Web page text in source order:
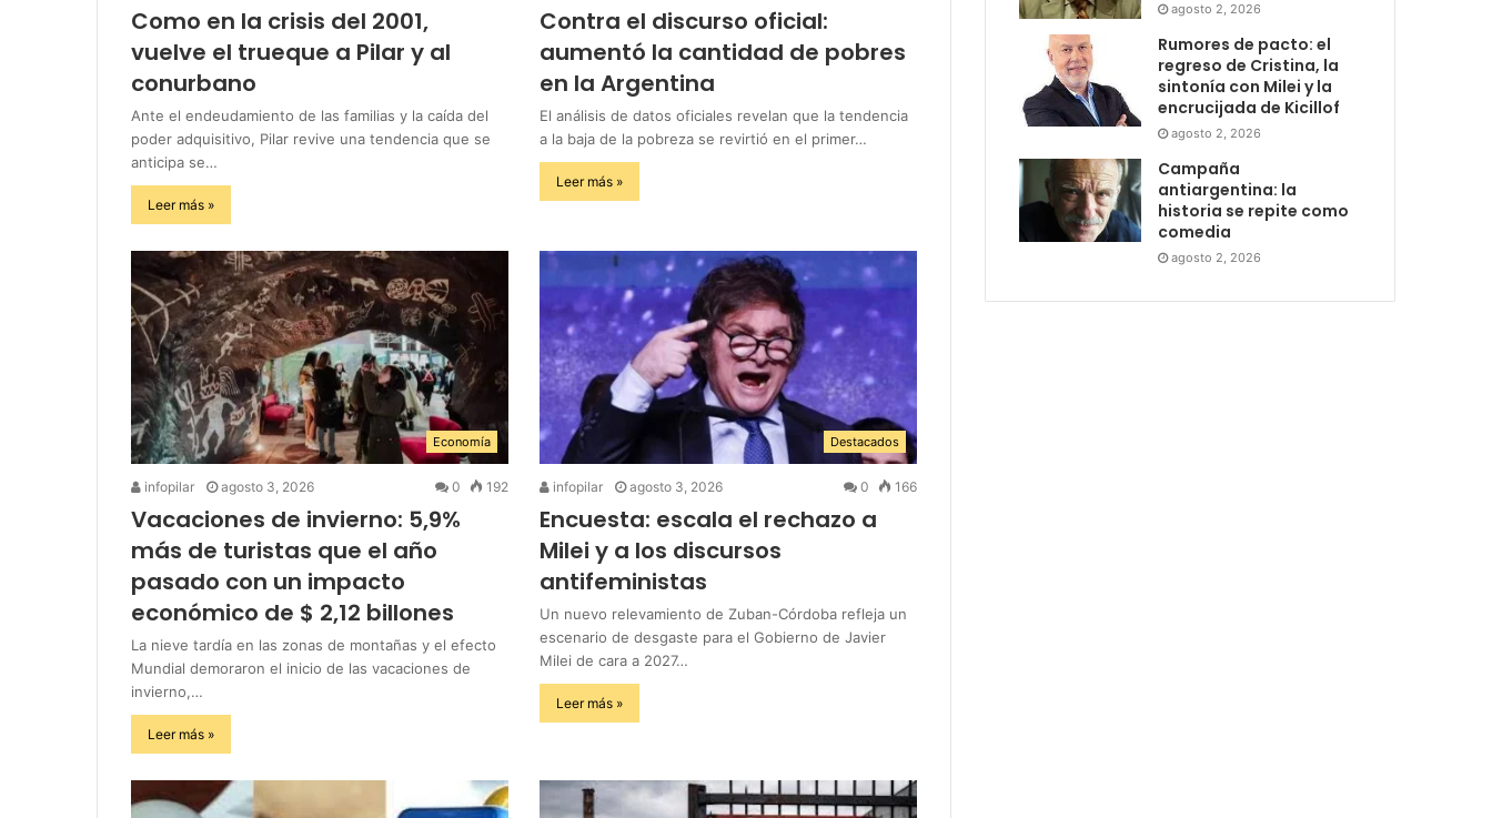
Como en la crisis del 2001,
vuelve el trueque a Pilar y al
conurbano
Ante el endeudamiento de las familias y la caída del
poder adquisitivo, Pilar revive una tendencia que se
anticipa se…
Leer más »
Contra el discurso oficial:
aumentó la cantidad de pobres
en la Argentina
El análisis de datos oficiales revelan que la tendencia
a la baja de la pobreza se revirtió en el primer…
Leer más »
Economía
infopilar agosto 3, 2026 0 192
Vacaciones de invierno: 5,9%
más de turistas que el año
pasado con un impacto
económico de $ 2,12 billones
La nieve tardía en las zonas de montañas y el efecto
Mundial demoraron el inicio de las vacaciones de
invierno,…
Leer más »
Destacados
infopilar agosto 3, 2026 0 166
Encuesta: escala el rechazo a
Milei y a los discursos
antifeministas
Un nuevo relevamiento de Zuban-Córdoba refleja un
escenario de desgaste para el Gobierno de Javier
Milei de cara a 2027…
Leer más »
agosto 2, 2026
Rumores de pacto: el
regreso de Cristina, la
sintonía con Milei y la
encrucijada de Kicillof
agosto 2, 2026
Campaña
antiargentina: la
historia se repite como
comedia
agosto 2, 2026